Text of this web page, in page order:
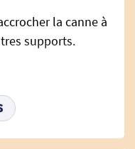
la canne à
supports.